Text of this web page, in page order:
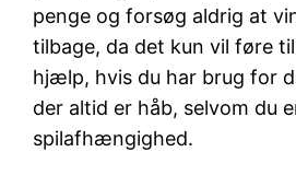
penge og forsøg aldrig at
tilbage, da det kun vil føre
hjælp, hvis du har brug for
der altid er håb, selvom du
spilafhængighed.